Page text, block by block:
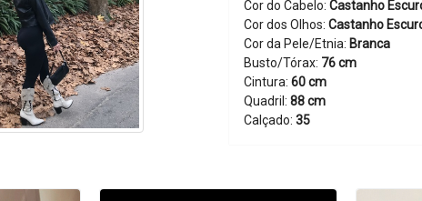
Cor do Cabelo: Castanho
Cor dos Olhos: Castanho
Cor da Pele/Etnia: Branca
Busto/Tórax: 76 cm
Cintura: 60 cm
Quadril: 88 cm
Calçado: 35